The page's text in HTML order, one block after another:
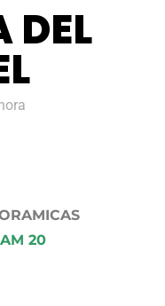
DEL
20